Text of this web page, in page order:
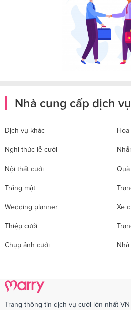
Nhà cung cấp dịch
Dịch vụ khác
Nghi thức lễ cưới
Nội thất cưới
Trăng mật
Wedding planner Xe
Thiệp cưới
Chụp ảnh cưới
Trang thông tin dịch vụ cưới lớn nhất VN